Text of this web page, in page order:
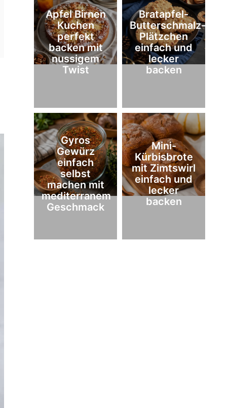
Apfel Birnen
Kuchen
perfekt
backen mit
nussigem
Twist
Bratapfel-
Butterschmalz-
Plätzchen
einfach und
lecker
backen
Gyros
Gewürz
einfach
selbst
machen mit
mediterranem
Geschmack
Mini-
Kürbisbrote
mit Zimtswirl
einfach und
lecker
backen